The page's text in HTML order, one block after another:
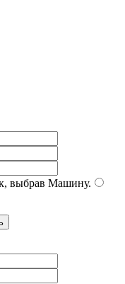
выбрав Машину.